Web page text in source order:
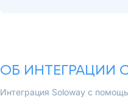
ОБ ИНТЕГРАЦИИ
Интеграция Soloway с